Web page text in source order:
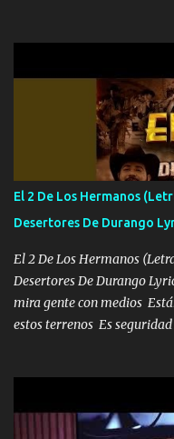
camisa es color Verde y
con los drones patrullando
Bellas Artes me ve en las
verde se le extraña pa que
POR CLAVE ES EL CALI 4
tirante andamos mi carnal
se ve limpio el camino nos
misma piedra me vuelvo a
en corto me tiró a per...
El 2 De Los Hermanos
Desertores De Durango
El 2 De Los Hermanos
Desertores De Durango
mira gente con medios
estos terrenos Es
ni tampoco las mujeres
que estar alegres doy las